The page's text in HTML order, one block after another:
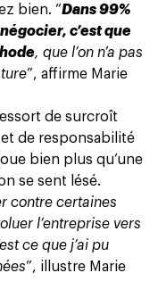
bien. “Dans 99%
c’est que
, que l’on n’a pas
”, affirme Marie
de surcroît
de responsabilité
bien plus qu’une
se sent lésé.
contre certaines
l’entreprise vers
ce que j’ai pu
”, illustre Marie